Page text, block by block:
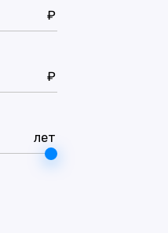
₽
₽
лет